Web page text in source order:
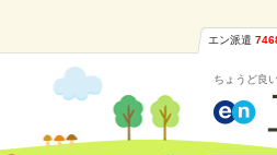
エン派遣
ちょうど良